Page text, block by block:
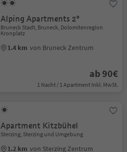
Alping Apartments 2°
Bruneck Stadt, Bruneck, Dolomitenregion
Kronplatz
1.4 km von Bruneck Zentrum
ab 90€
1 Nacht / 1 Apartment Inkl. MwSt.
Apartment Kitzbühel
Sterzing, Sterzing und Umgebung
1.2 km von Sterzing Zentrum